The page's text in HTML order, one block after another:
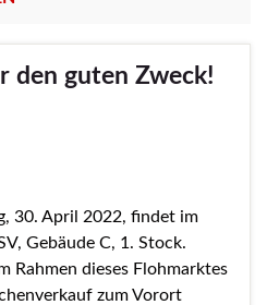
den guten Zweck!
30. April 2022, findet im
Gebäude C, 1. Stock.
Rahmen dieses Flohmarktes
zum Vorort